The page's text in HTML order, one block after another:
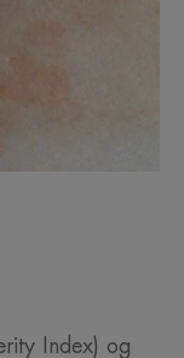
Index) og